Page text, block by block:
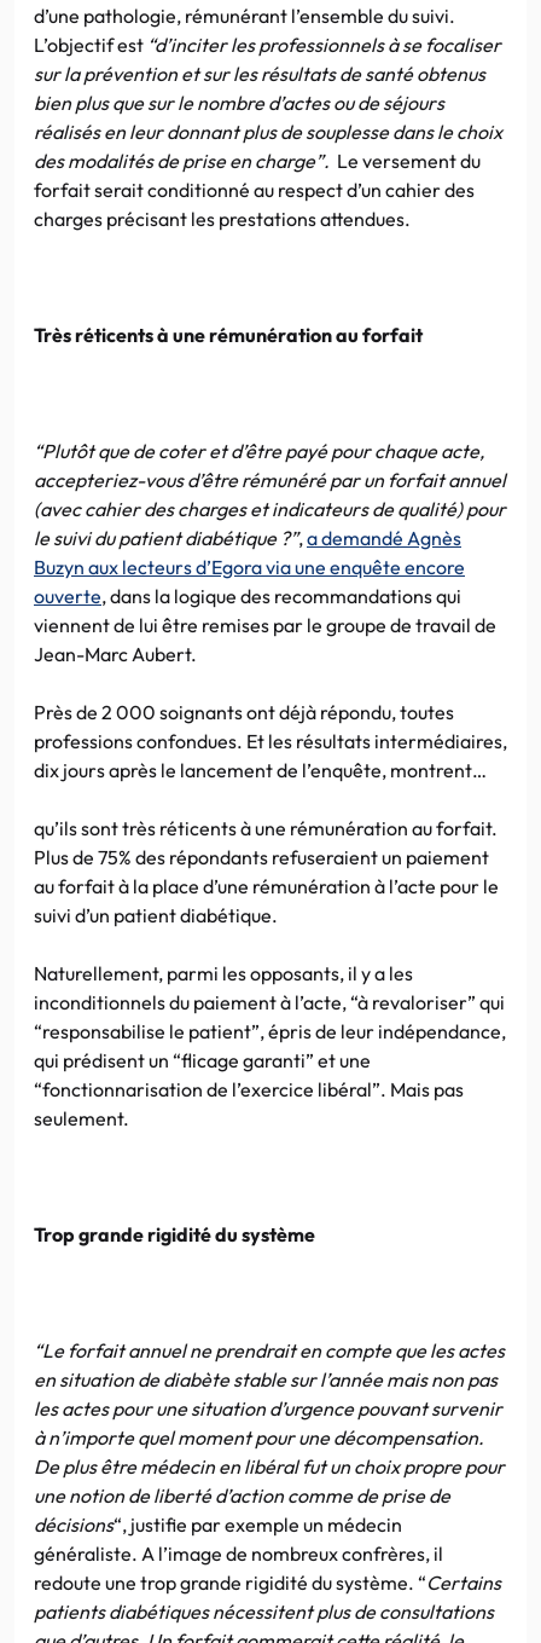
d’une pathologie, rémunérant l’ensemble du suivi.
L’objectif est “d’inciter les professionnels à se focaliser
sur la prévention et sur les résultats de santé obtenus
bien plus que sur le nombre d’actes ou de séjours
réalisés en leur donnant plus de souplesse dans le choix
des modalités de prise en charge”. Le versement du
forfait serait conditionné au respect d’un cahier des
charges précisant les prestations attendues.
Très réticents à une rémunération au forfait
“Plutôt que de coter et d’être payé pour chaque acte,
accepteriez-vous d’être rémunéré par un forfait annuel
(avec cahier des charges et indicateurs de qualité) pour
le suivi du patient diabétique ?”,a demandé Agnès
Buzyn aux lecteurs d’Egora via une enquête encore
ouverte, dans la logique des recommandations qui
viennent de lui être remises par le groupe de travail de
Jean-Marc Aubert.
Près de 2 000 soignants ont déjà répondu, toutes
professions confondues. Et les résultats intermédiaires,
dix jours après le lancement de l’enquête, montrent…
qu’ils sont très réticents à une rémunération au forfait.
Plus de 75% des répondants refuseraient un paiement
au forfait à la place d’une rémunération à l’acte pour le
suivi d’un patient diabétique.
Naturellement, parmi les opposants, il y a les
inconditionnels du paiement à l’acte, “à revaloriser” qui
“responsabilise le patient”, épris de leur indépendance,
qui prédisent un “flicage garanti” et une
“fonctionnarisation de l’exercice libéral”. Mais pas
seulement.
Trop grande rigidité du système
“Le forfait annuel ne prendrait en compte que les actes
en situation de diabète stable sur l’année mais non pas
les actes pour une situation d’urgence pouvant survenir
à n’importe quel moment pour une décompensation.
De plus être médecin en libéral fut un choix propre pour
une notion de liberté d’action comme de prise de
décisions“, justifie par exemple un médecin
généraliste. A l’image de nombreux confrères, il
redoute une trop grande rigidité du système. “Certains
patients diabétiques nécessitent plus de consultations